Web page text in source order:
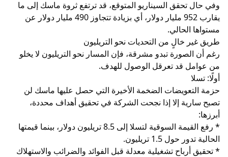
وفي حال تحقق السيناريو المتوقع، قد ترتفع ثروة ماسك إلى ما
يقارب 952 مليار دولار، أي بزيادة تتجاوز 490 مليار دولار عن
مستواها الحالي.
طريق غير خالٍ من التحديات نحو التريليون
رغم أن الصورة تبدو مشرقة، فإن المسار نحو التريليون لا يخلو
من عوامل قد تعرقل الوصول للهدف.
أولًا: تسلا
حزمة التعويضات الضخمة الأخيرة التي حصل عليها ماسك لن
تصبح سارية إلا إذا نجحت الشركة في تحقيق أهداف محددة،
أبرزها:
* رفع القيمة السوقية لتسلا إلى 8.5 تريليون دولار، بينما قيمتها
الحالية تدور حول 1.5 تريليون.
* تحقيق أرباح تشغيلية معدلة قبل الفوائد والضرائب والاستهلاك